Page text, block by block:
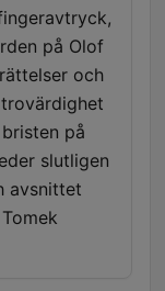
på Olof
och
på
slutligen
avsnittet